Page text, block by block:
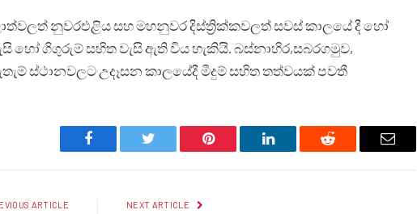
නුවරඑළිය සහ මහනුවර දිස්ත්‍රික්කවලත් සවස් කාලයේ දී හෝ
හෝ ගිගුරුම් සහිත වැසි ඇති විය හැකියි. බස්නාහිර,සබරගමුව,
ස්ථානවලට උදෑසන කාලයේදී මීදුම් සහිත තත්වයක් පවතී
Facebook Twitter Pinterest LinkedIn Reddit Email
ARTICLE NEXT ARTICLE